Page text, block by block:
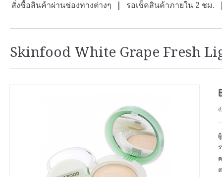
สั่งซื้อสินค้าผ่านช่องทางต่างๆ รอเช็คสินค้าภายใน 2 ชม.
Skinfood White Grape Fresh